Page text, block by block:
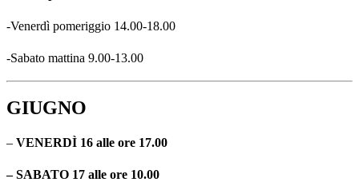
-Venerdì pomeriggio 14.00-18.00
-Sabato mattina 9.00-13.00
GIUGNO
– VENERDÌ 16 alle ore 17.00
– SABATO 17 alle ore 10.00